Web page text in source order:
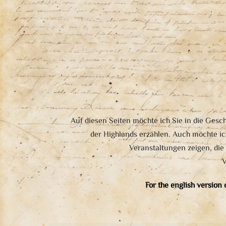
Auf diesen Seiten möchte ich Sie in die
der Highlands erzählen. Auch möchte
Veranstaltungen zeigen,
For the english version